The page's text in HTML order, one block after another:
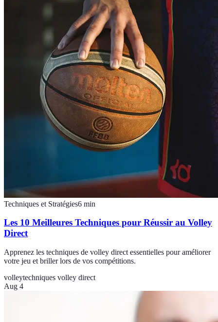
Techniques et Stratégies6 min
Les 10 Meilleures Techniques pour Réussir au Volley
Direct
Apprenez les techniques de volley direct essentielles pour améliorer
votre jeu et briller lors de vos compétitions.
volleytechniques volley direct
Aug 4